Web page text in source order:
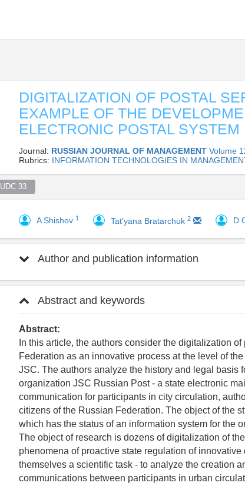
DIGITALIZATION OF POSTAL
EXAMPLE OF THE
ELECTRONIC POSTAL SYSTEM
Journal: RUSSIAN JOURNAL OF MANAGEMENT Volume
Rubrics: INFORMATION TECHNOLOGIES IN
UDC 33
A Shishov 1 Tat'yana Bratarchuk 2 D
Author and publication information
Abstract and keywords
Abstract:
In this article, the authors consider the digitalization
Federation as an innovative process at the level of
JSC. The authors analyze the history and legal basis
organization JSC Russian Post - a state electronic
communication for participants in city circulation,
citizens of the Russian Federation. The object of the
which has the status of an information system for the
The object of research is dozens of digitalization of
phenomena of proactive state regulation of
themselves a scientific task - to analyze the creation
communications between participants in urban